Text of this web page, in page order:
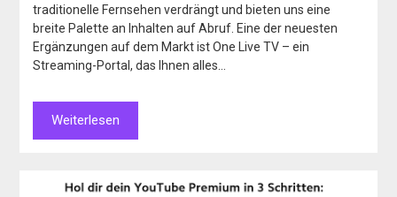
traditionelle Fernsehen verdrängt und bieten uns eine
breite Palette an Inhalten auf Abruf. Eine der neuesten
Ergänzungen auf dem Markt ist One Live TV – ein
Streaming-Portal, das Ihnen alles…
Weiterlesen